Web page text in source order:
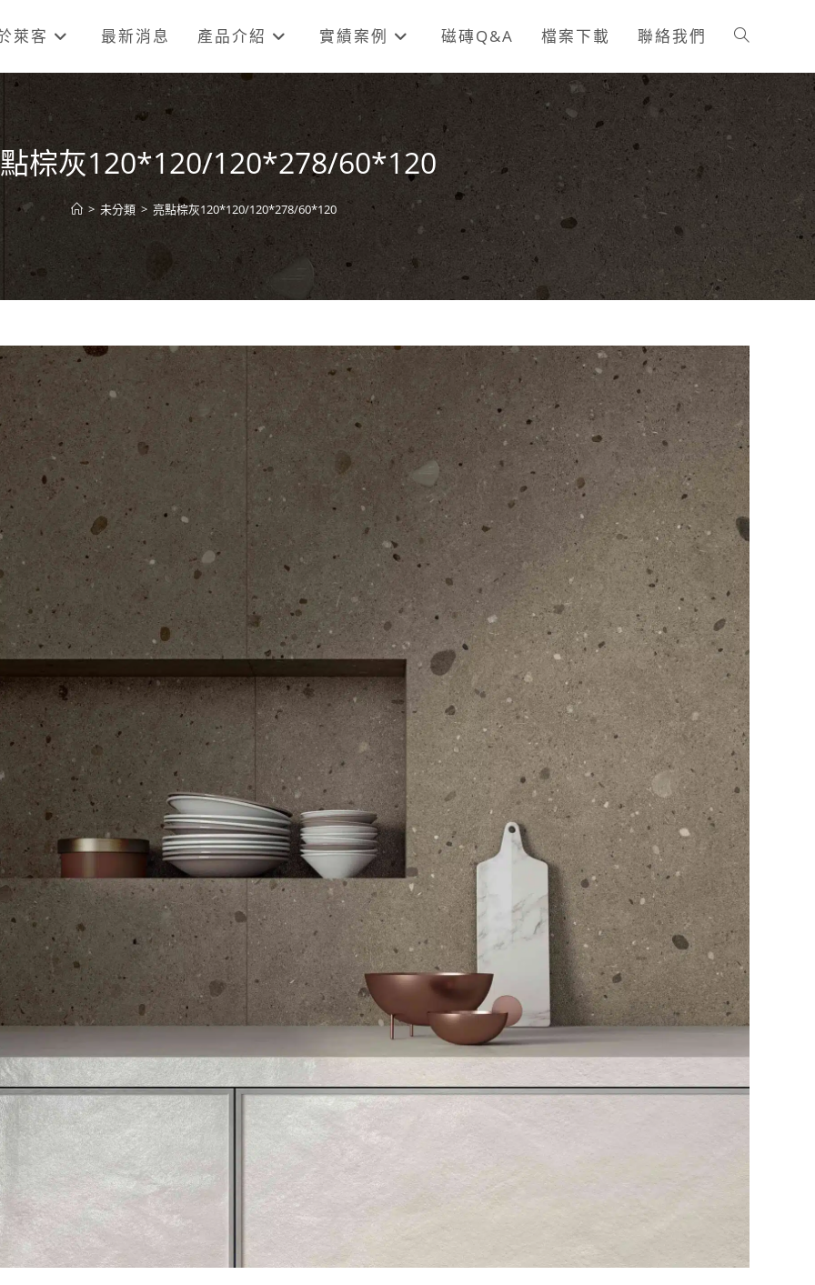
萊客 最新消息 產品介紹 實績案例 磁磚Q&A 檔案下載 聯絡我們 Toggle
website
search
棕灰120*120/120*278/60*120
> 未分類 > 亮點棕灰120*120/120*278/60*120